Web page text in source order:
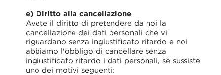
e) Diritto alla cancellazione
Avete il diritto di pretendere da noi la
cancellazione dei dati personali che vi
riguardano senza ingiustificato ritardo e noi
abbiamo l'obbligo di cancellare senza
ingiustificato ritardo i dati personali, se sussiste
uno dei motivi seguenti: